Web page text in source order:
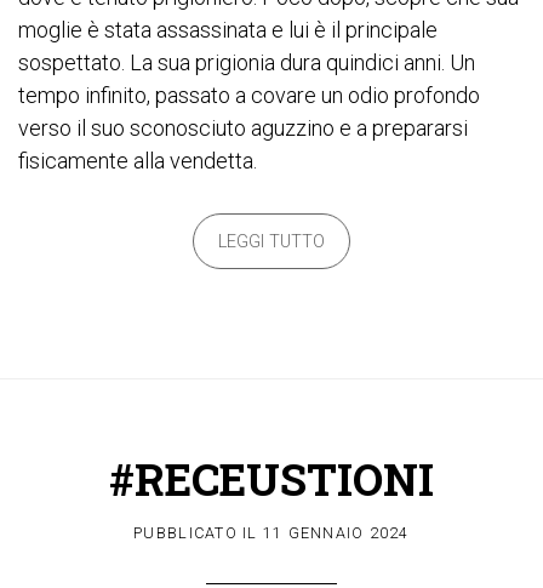
moglie è stata assassinata e lui è il principale
sospettato. La sua prigionia dura quindici anni. Un
tempo infinito, passato a covare un odio profondo
verso il suo sconosciuto aguzzino e a prepararsi
fisicamente alla vendetta.
LEGGI TUTTO
#RECEUSTIONI
PUBBLICATO IL 11 GENNAIO 2024